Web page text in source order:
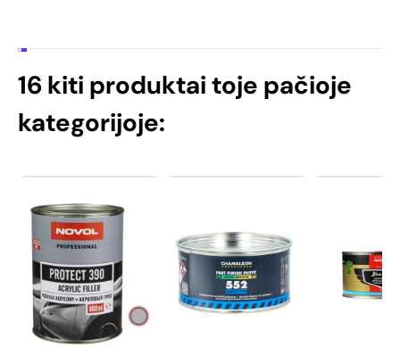
16 kiti produktai toje pačioje
kategorijoje: